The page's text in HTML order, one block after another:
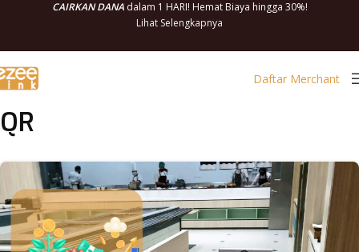
CAIRKAN DANAdalam 1 HARI! Hemat Biaya hingga 30%!
Lihat Selengkapnya
Daftar Merchant
QR